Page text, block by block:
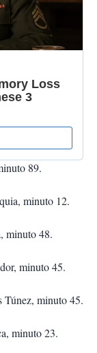
89.
minuto 12.
minuto 48.
minuto 45.
minuto 45.
minuto 23.